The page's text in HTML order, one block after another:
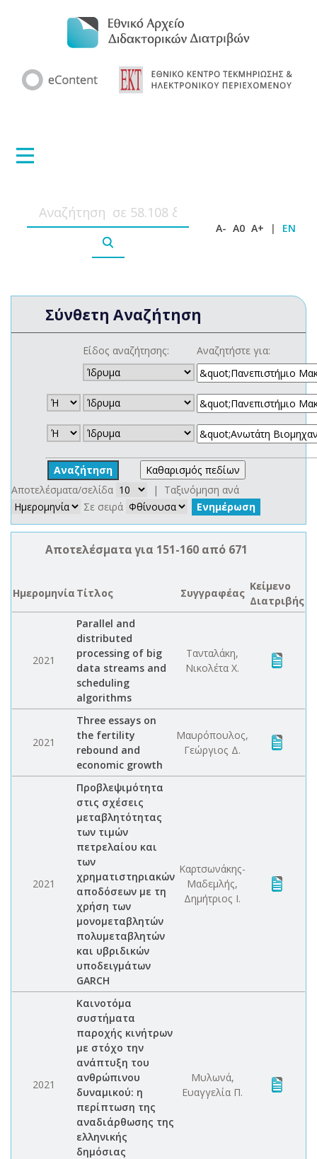
A- A0 A+ | EN
Σύνθετη Αναζήτηση
Είδος αναζήτησης: Αναζητήστε για:
Αποτελέσματα/σελίδα
| Ταξινόμηση ανά
Σε σειρά
Αποτελέσματα για 151-160 από 671
Ημερομηνία Τίτλος Συγγραφέας
Κείμενο
Διατριβής
2021
Parallel and
distributed
processing of big
data streams and
scheduling
algorithms
Τανταλάκη,
Νικολέτα Χ.
2021
Three essays on
the fertility
rebound and
economic growth
Μαυρόπουλος,
Γεώργιος Δ.
2021
Προβλεψιμότητα
στις σχέσεις
μεταβλητότητας
των τιμών
πετρελαίου και
των
χρηματιστηριακών
αποδόσεων με τη
χρήση των
μονομεταβλητών
πολυμεταβλητών
και υβριδικών
υποδειγμάτων
GARCH
Καρτσωνάκης-
Μαδεμλής,
Δημήτριος Ι.
2021
Kαινοτόμα
συστήματα
παροχής κινήτρων
με στόχο την
ανάπτυξη του
ανθρώπινου
δυναμικού: η
περίπτωση της
αναδιάρθωσης της
ελληνικής
δημόσιας
Μυλωνά,
Ευαγγελία Π.